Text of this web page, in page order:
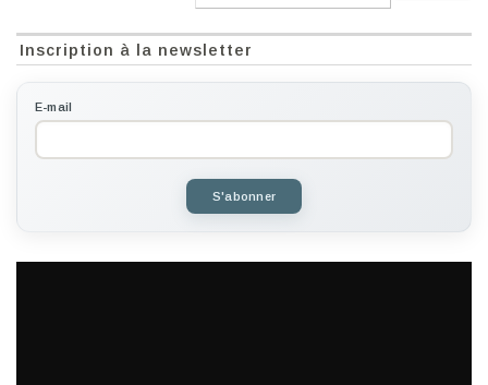
Inscription à la newsletter
E-mail
S'abonner